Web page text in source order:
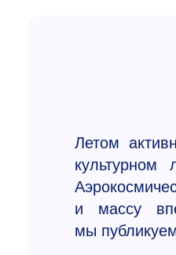
Летом
культурном
и массу
мы